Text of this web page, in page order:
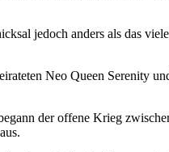
jedoch anders als das
Neo Queen Serenity
der offene Krieg